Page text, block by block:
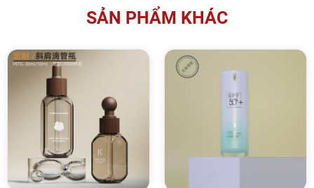
SẢN PHẨM KHÁC